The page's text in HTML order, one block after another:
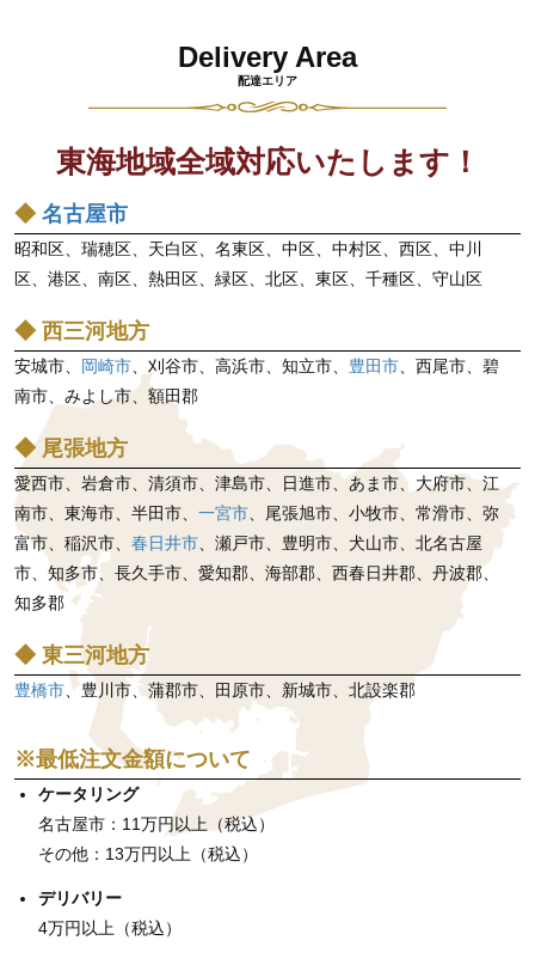
Delivery Area
配達エリア
東海地域全域対応いたします！
◆ 名古屋市
昭和区、瑞穂区、天白区、名東区、中区、中村区、西区、中川
区、港区、南区、熱田区、緑区、北区、東区、千種区、守山区
◆ 西三河地方
安城市、 岡崎市 、刈谷市、高浜市、知立市、 豊田市 、西尾市、碧
南市、みよし市、額田郡
◆ 尾張地方
愛西市、岩倉市、清須市、津島市、日進市、あま市、大府市、江
南市、東海市、半田市、 一宮市 、尾張旭市、小牧市、常滑市、弥
富市、稲沢市、 春日井市 、瀬戸市、豊明市、犬山市、北名古屋
市、知多市、長久手市、愛知郡、海部郡、西春日井郡、丹波郡、
知多郡
◆ 東三河地方
豊橋市 、豊川市、蒲郡市、田原市、新城市、北設楽郡
※最低注文金額について
ケータリング
名古屋市：11万円以上（税込）
その他：13万円以上（税込）
デリバリー
4万円以上（税込）